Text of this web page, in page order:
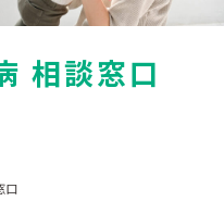
相談窓口
口